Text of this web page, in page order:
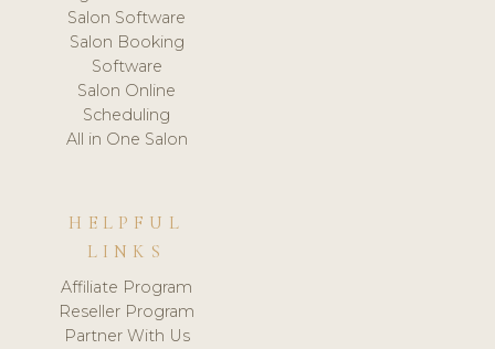
Salon Software
Salon Booking
Software
Salon Online
Scheduling
All in One Salon
HELPFUL
LINKS
Affiliate Program
Reseller Program
Partner With Us